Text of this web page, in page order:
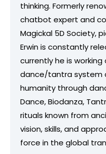
thinking. Formerly
chatbot expert and
Magickal 5D Society,
Erwin is constantly
currently he is
dance/tantra system
humanity through
Dance, Biodanza,
rituals known from
vision, skills, and
force in the global